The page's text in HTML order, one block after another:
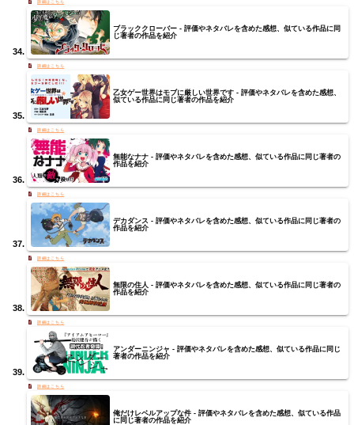
ブラッククローバー - 評価やネタバレを含めた感想、似ている作品に同
じ著者の作品を紹介
乙女ゲー世界はモブに厳しい世界です - 評価やネタバレを含めた感想、
似ている作品に同じ著者の作品を紹介
無能なナナ - 評価やネタバレを含めた感想、似ている作品に同じ著者の
作品を紹介
デカダンス - 評価やネタバレを含めた感想、似ている作品に同じ著者の
作品を紹介
無限の住人 - 評価やネタバレを含めた感想、似ている作品に同じ著者の
作品を紹介
アンダーニンジャ - 評価やネタバレを含めた感想、似ている作品に同じ
著者の作品を紹介
俺だけレベルアップな件 - 評価やネタバレを含めた感想、似ている作品
に同じ著者の作品を紹介